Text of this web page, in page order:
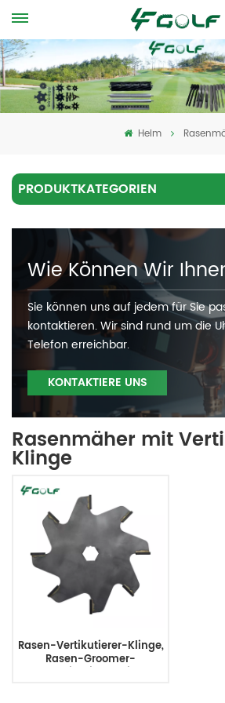
Heim
PRODUKTKATEGORIEN
Wie Können Wir
Sie können uns auf jedem für Sie
kontaktieren. Wir sind rund um die
Telefon erreichbar.
KONTAKTIERE UNS
Rasenmäher mit
Klinge
Rasen-Vertikutierer-Klinge,
Rasen-Groomer-
Vertikutierer mit